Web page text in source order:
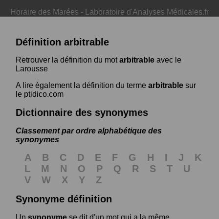
Horaire des Marées - Laboratoire d'Analyses Médicales.fr
Définition arbitrable
Retrouver la définition du motarbitrable avec le
Larousse
A lire également la définition du terme arbitrable sur
le ptidico.com
Dictionnaire des synonymes
Classement par ordre alphabétique des
synonymes
A B C D E F G H I J
K
L
M N O P Q R S T
U
V
W X Y
Z
Synonyme définition
Un synonyme se dit d'un mot qui a la même